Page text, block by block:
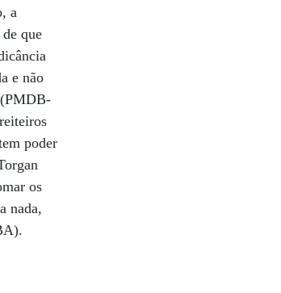
a
que
e não
(PMDB-
poder
os
nada,